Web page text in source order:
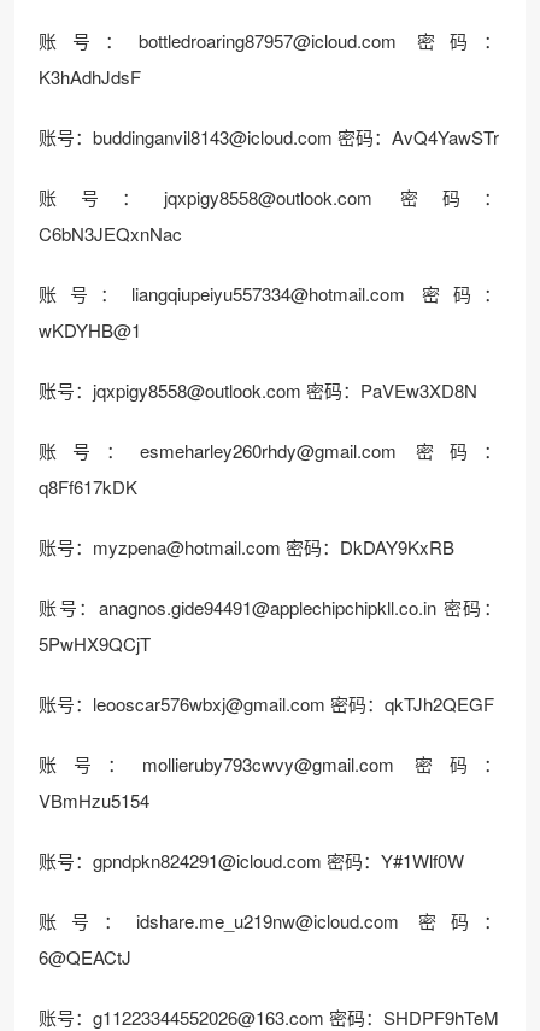
账号： bottledroaring87957@icloud.com 密码：
K3hAdhJdsF
账号： buddinganvil8143@icloud.com 密码：AvQ4YawSTr
账号： jqxpigy8558@outlook.com 密码：
C6bN3JEQxnNac
账号： liangqiupeiyu557334@hotmail.com 密码：
wKDYHB@1
账号： jqxpigy8558@outlook.com 密码：PaVEw3XD8N
账号： esmeharley260rhdy@gmail.com 密码：
q8Ff617kDK
账号： myzpena@hotmail.com 密码：DkDAY9KxRB
账号： anagnos.gide94491@applechipchipkll.co.in 密码：
5PwHX9QCjT
账号： leooscar576wbxj@gmail.com 密码：qkTJh2QEGF
账号： mollieruby793cwvy@gmail.com 密码：
VBmHzu5154
账号： gpndpkn824291@icloud.com 密码：Y#1Wlf0W
账号： idshare.me_u219nw@icloud.com 密码：
6@QEACtJ
账号： g11223344552026@163.com 密码：SHDPF9hTeM